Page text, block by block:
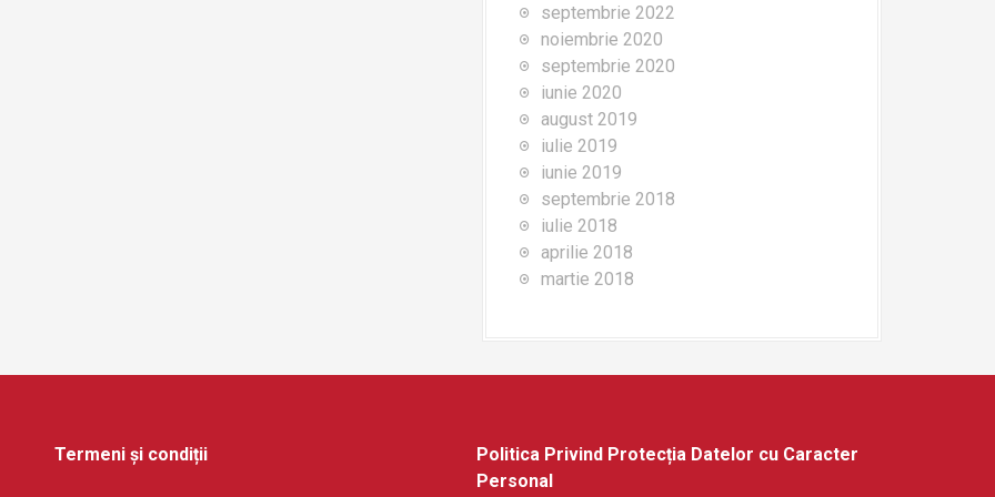
septembrie 2022
noiembrie 2020
septembrie 2020
iunie 2020
august 2019
iulie 2019
iunie 2019
septembrie 2018
iulie 2018
aprilie 2018
martie 2018
Termeni și condiții
Politica Privind Protecția Datelor cu Caracter
Personal